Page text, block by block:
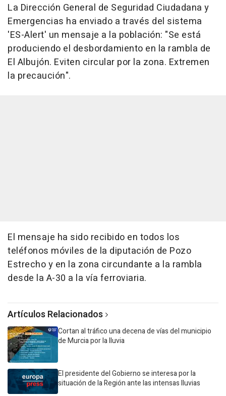
La Dirección General de Seguridad Ciudadana y
Emergencias ha enviado a través del sistema
'ES-Alert' un mensaje a la población: "Se está
produciendo el desbordamiento en la rambla de
El Albujón. Eviten circular por la zona. Extremen
la precaución".
El mensaje ha sido recibido en todos los
teléfonos móviles de la diputación de Pozo
Estrecho y en la zona circundante a la rambla
desde la A-30 a la vía ferroviaria.
Artículos Relacionados
Cortan al tráfico una decena de vías del municipio
de Murcia por la lluvia
El presidente del Gobierno se interesa por la
situación de la Región ante las intensas lluvias